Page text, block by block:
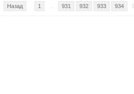
Назад 1 931 932 933 934